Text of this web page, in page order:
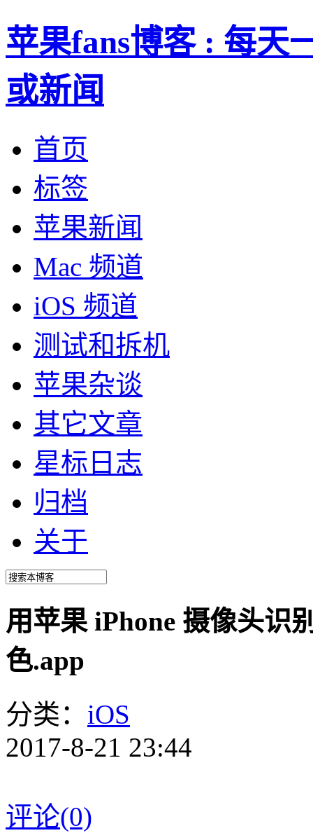
苹果fans博客 : 每天
或新闻
首页
标签
苹果新闻
Mac 频道
iOS 频道
测试和拆机
苹果杂谈
其它文章
星标日志
归档
关于
用苹果 iPhone 摄像头识
色.app
分类： iOS
2017-8-21 23:44
评论(0)